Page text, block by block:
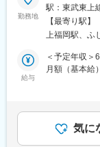
は、先輩のア
方に慣れて
めて、営業業
■魅力ポイン
・市況及び競
【業績は順
クログライ
います。コ
■業務内容：
グローバル
お任せしま
納入先訪問も
が高い一方
現地でのシェ
・顧客ニーズ
・顧客、代
※メールやチ
勤務地
駅：東武東上
囲：会社の定
【最寄り駅】
上福岡駅、ふ
給与
＜予定年収＞
月額（基本給
あり、選考
手当を含めた
気に